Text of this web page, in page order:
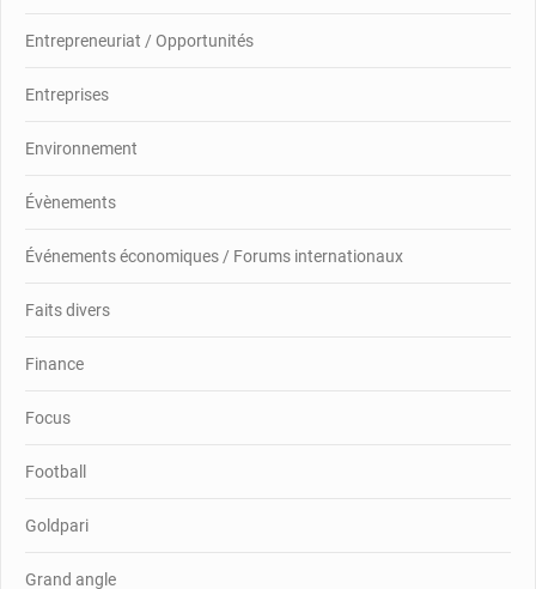
Entrepreneuriat / Opportunités
Entreprises
Environnement
Évènements
Événements économiques / Forums internationaux
Faits divers
Finance
Focus
Football
Goldpari
Grand angle